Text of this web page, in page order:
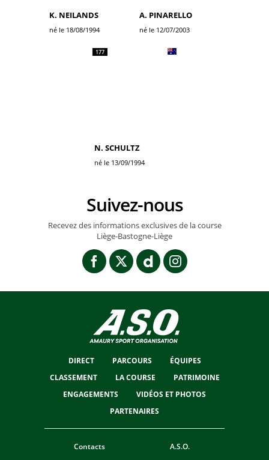
K. NEILANDS
né le 18/08/1994
A. PINARELLO
né le 12/07/2003
177
N. SCHULTZ
né le 13/09/1994
Suivez-nous
Recevez des informations exclusives de la course
Liège-Bastogne-Liège
DIRECT PARCOURS
ÉQUIPES
CLASSEMENT
LA COURSE
PATRIMOINE
ENGAGEMENTS
VIDÉOS ET PHOTOS
PARTENAIRES
Contacts
A.S.O.